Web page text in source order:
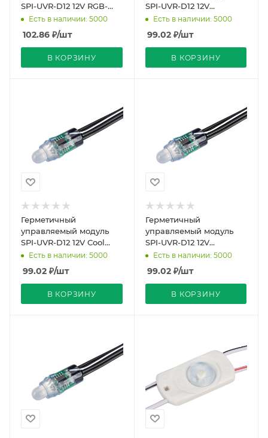
SPI-UVR-D12 12V RGB-
BPT (0.3W, IP67, 90 deg)
(Arlight, Пластик, 5 лет
Есть в наличии: 5000
102.86 ₽/шт
В КОРЗИНУ
SPI-UVR-D12 12V
Warm3000-BPT (0.3W,
IP67, 90 deg) (Arlight,
Пластик,
Есть в наличии: 5000
99.02₽/шт
В КОРЗИНУ
Герметичный
управляемый модуль
SPI-UVR-D12 12V Cool
10K-BPT (0.3W, IP67, 90
deg) (Arlight, Пластик,
Есть в наличии: 5000
99.02 ₽/шт
В КОРЗИНУ
Герметичный
управляемый модуль
SPI-UVR-D12 12V
Day4000-BPT (0.3W,
IP67, 90 deg) (Arlight,
Пластик, 5
Есть в наличии: 5000
99.02₽/шт
В КОРЗИНУ